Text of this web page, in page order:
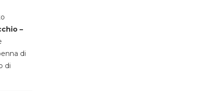
–
di
di